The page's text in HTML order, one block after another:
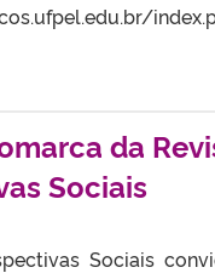
da
Sociais
Sociais